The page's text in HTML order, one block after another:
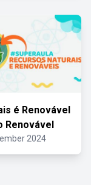
é Renovável
Renovável
2024